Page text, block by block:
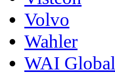
Volvo
Wahler
WAI Global